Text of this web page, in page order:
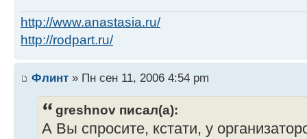
http://www.anastasia.ru/
http://rodpart.ru/
Флинт » Пн сен 11, 2006 4:54 pm
greshnov писал(а):
А Вы спросите, кстати, у